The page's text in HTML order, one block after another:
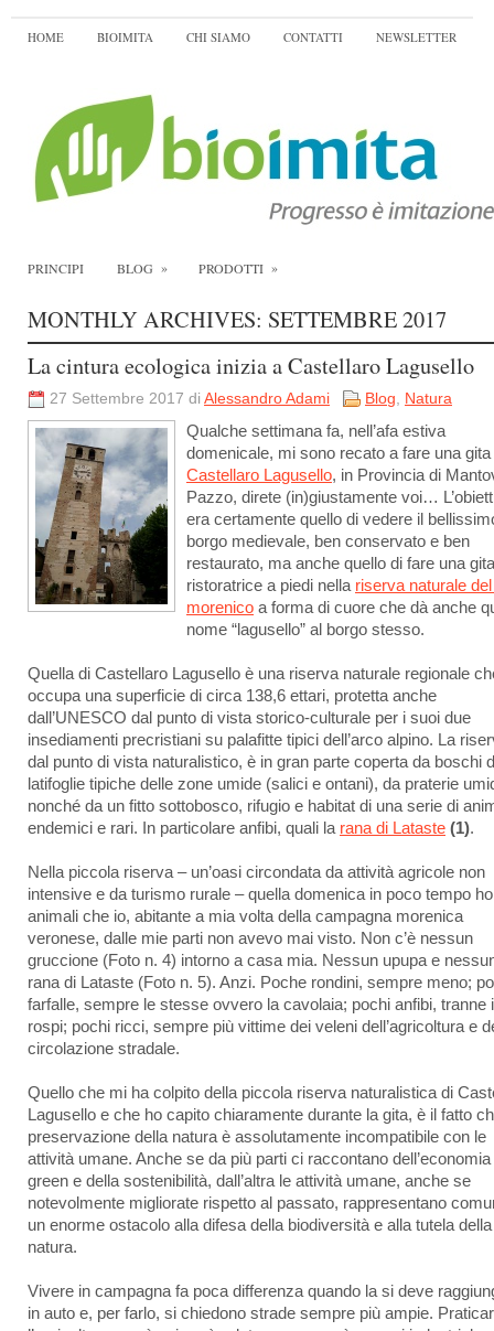
HOME BIOIMITA CHI SIAMO CONTATTI NEWSLETTER
PRINCIPI BLOG » PRODOTTI »
MONTHLY ARCHIVES: SETTEMBRE 2017
La cintura ecologica inizia a Castellaro Lagusello
27 Settembre 2017 di Alessandro Adami Blog, Natura
Qualche settimana fa, nell’afa estiva
domenicale, mi sono recato a fare una gita
Castellaro Lagusello, in Provincia di
Pazzo, direte (in)giustamente voi…
era certamente quello di vedere il
borgo medievale, ben conservato e ben
restaurato, ma anche quello di fare una gita
ristoratrice a piedi nella riserva naturale
morenico a forma di cuore che dà anche
nome “lagusello” al borgo stesso.
Quella di Castellaro Lagusello è una riserva naturale regionale
occupa una superficie di circa 138,6 ettari, protetta anche
dall’UNESCO dal punto di vista storico-culturale per i suoi due
insediamenti precristiani su palafitte tipici dell’arco alpino. La
dal punto di vista naturalistico, è in gran parte coperta da boschi
latifoglie tipiche delle zone umide (salici e ontani), da praterie
nonché da un fitto sottobosco, rifugio e habitat di una serie di
endemici e rari. In particolare anfibi, quali la rana di Lataste (1).
Nella piccola riserva – un’oasi circondata da attività agricole non
intensive e da turismo rurale – quella domenica in poco tempo
animali che io, abitante a mia volta della campagna morenica
veronese, dalle mie parti non avevo mai visto. Non c’è nessun
gruccione (Foto n. 4) intorno a casa mia. Nessun upupa e
rana di Lataste (Foto n. 5). Anzi. Poche rondini, sempre meno;
farfalle, sempre le stesse ovvero la cavolaia; pochi anfibi, tranne
rospi; pochi ricci, sempre più vittime dei veleni dell’agricoltura e
circolazione stradale.
Quello che mi ha colpito della piccola riserva naturalistica di
Lagusello e che ho capito chiaramente durante la gita, è il fatto
preservazione della natura è assolutamente incompatibile con le
attività umane. Anche se da più parti ci raccontano dell’economia
green e della sostenibilità, dall’altra le attività umane, anche se
notevolmente migliorate rispetto al passato, rappresentano
un enorme ostacolo alla difesa della biodiversità e alla tutela della
natura.
Vivere in campagna fa poca differenza quando la si deve
in auto e, per farlo, si chiedono strade sempre più ampie.